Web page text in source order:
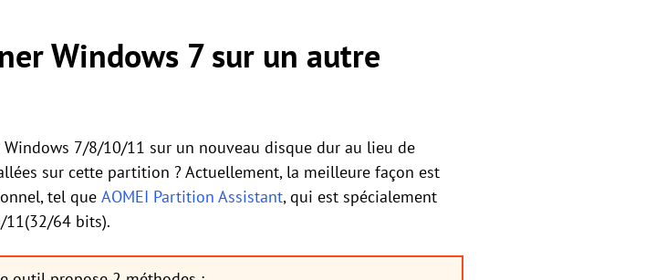
Windows 7 sur un autre
7/8/10/11 sur un nouveau disque dur au lieu de
sur cette partition ? Actuellement, la meilleure façon est
tel que AOMEI Partition Assistant, qui est spécialement
64 bits).